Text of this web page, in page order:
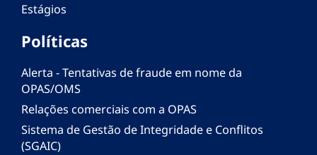
Estágios
Políticas
Alerta - Tentativas de fraude em nome da
OPAS/OMS
Relações comerciais com a OPAS
Sistema de Gestão de Integridade e Conflitos
(SGAIC)